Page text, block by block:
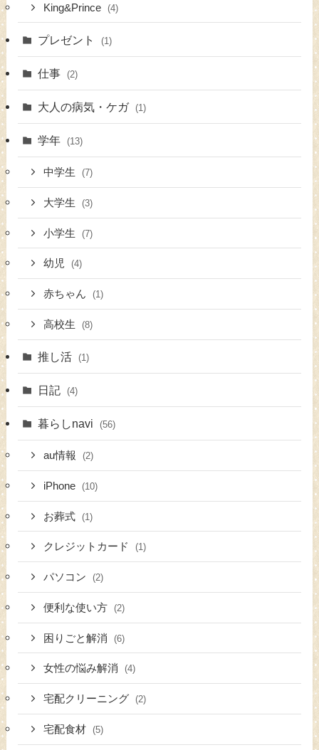
King&Prince (4)
プレゼント (1)
仕事 (2)
大人の病気・ケガ (1)
学年 (13)
中学生 (7)
大学生 (3)
小学生 (7)
幼児 (4)
赤ちゃん (1)
高校生 (8)
推し活 (1)
日記 (4)
暮らしnavi (56)
au情報 (2)
iPhone (10)
お葬式 (1)
クレジットカード (1)
パソコン (2)
便利な使い方 (2)
困りごと解消 (6)
女性の悩み解消 (4)
宅配クリーニング (2)
宅配食材 (5)